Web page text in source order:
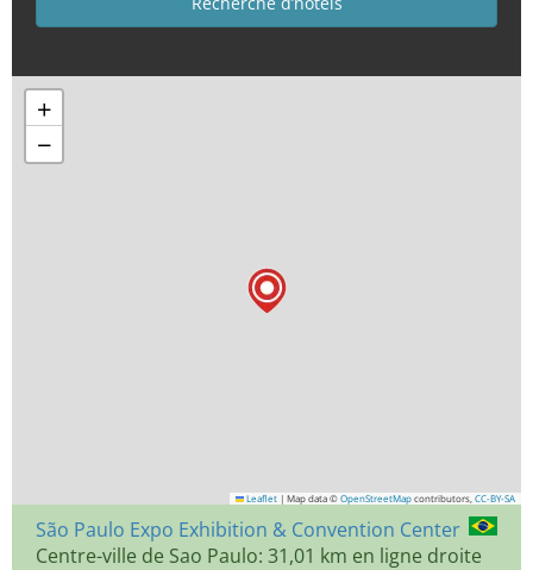
+
−
Leaflet | Map data © OpenStreetMap contributors, CC-BY-SA
São Paulo Expo Exhibition & Convention Center
Centre-ville de Sao Paulo: 31,01 km en ligne droite